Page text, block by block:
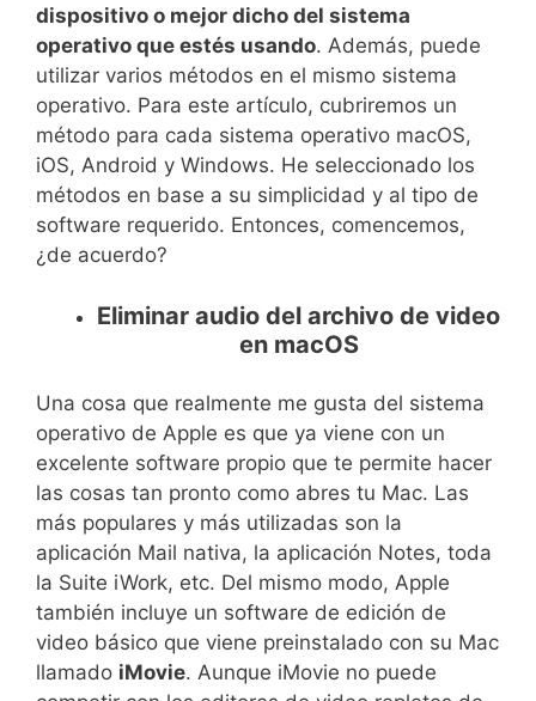
dispositivo o mejor dicho del sistema
operativo que estés usando. Además, puede
utilizar varios métodos en el mismo sistema
operativo. Para este artículo, cubriremos un
método para cada sistema operativo macOS,
iOS, Android y Windows. He seleccionado los
métodos en base a su simplicidad y al tipo de
software requerido. Entonces, comencemos,
¿de acuerdo?
Eliminar audio del archivo de video
en macOS
Una cosa que realmente me gusta del sistema
operativo de Apple es que ya viene con un
excelente software propio que te permite hacer
las cosas tan pronto como abres tu Mac. Las
más populares y más utilizadas son la
aplicación Mail nativa, la aplicación Notes, toda
la Suite iWork, etc. Del mismo modo, Apple
también incluye un software de edición de
video básico que viene preinstalado con su Mac
llamado iMovie. Aunque iMovie no puede